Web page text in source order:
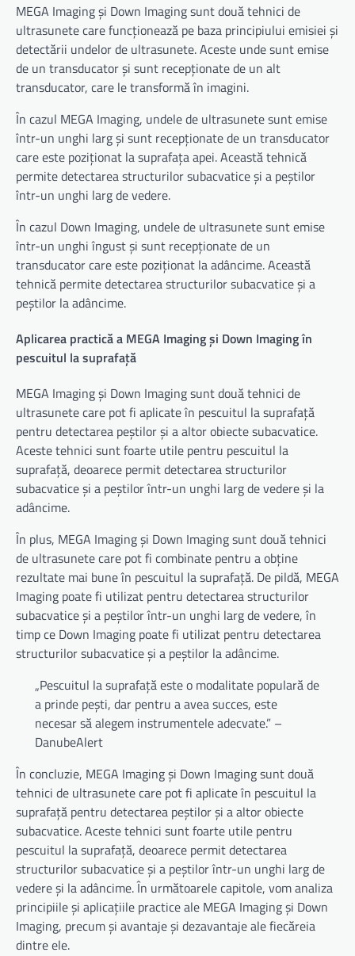
MEGA Imaging și Down Imaging sunt două tehnici de
ultrasunete care funcționează pe baza principiului emisiei și
detectării undelor de ultrasunete. Aceste unde sunt emise
de un transducator și sunt recepționate de un alt
transducator, care le transformă în imagini.
În cazul MEGA Imaging, undele de ultrasunete sunt emise
într-un unghi larg și sunt recepționate de un transducator
care este poziționat la suprafața apei. Această tehnică
permite detectarea structurilor subacvatice și a peștilor
într-un unghi larg de vedere.
În cazul Down Imaging, undele de ultrasunete sunt emise
într-un unghi îngust și sunt recepționate de un
transducator care este poziționat la adâncime. Această
tehnică permite detectarea structurilor subacvatice și a
peștilor la adâncime.
Aplicarea practică a MEGA Imaging și Down Imaging în
pescuitul la suprafață
MEGA Imaging și Down Imaging sunt două tehnici de
ultrasunete care pot fi aplicate în pescuitul la suprafață
pentru detectarea peștilor și a altor obiecte subacvatice.
Aceste tehnici sunt foarte utile pentru pescuitul la
suprafață, deoarece permit detectarea structurilor
subacvatice și a peștilor într-un unghi larg de vedere și la
adâncime.
În plus, MEGA Imaging și Down Imaging sunt două tehnici
de ultrasunete care pot fi combinate pentru a obține
rezultate mai bune în pescuitul la suprafață. De pildă, MEGA
Imaging poate fi utilizat pentru detectarea structurilor
subacvatice și a peștilor într-un unghi larg de vedere, în
timp ce Down Imaging poate fi utilizat pentru detectarea
structurilor subacvatice și a peștilor la adâncime.
„Pescuitul la suprafață este o modalitate populară de
a prinde pești, dar pentru a avea succes, este
necesar să alegem instrumentele adecvate.” –
DanubeAlert
În concluzie, MEGA Imaging și Down Imaging sunt două
tehnici de ultrasunete care pot fi aplicate în pescuitul la
suprafață pentru detectarea peștilor și a altor obiecte
subacvatice. Aceste tehnici sunt foarte utile pentru
pescuitul la suprafață, deoarece permit detectarea
structurilor subacvatice și a peștilor într-un unghi larg de
vedere și la adâncime. În următoarele capitole, vom analiza
principiile și aplicațiile practice ale MEGA Imaging și Down
Imaging, precum și avantaje și dezavantaje ale fiecăreia
dintre ele.